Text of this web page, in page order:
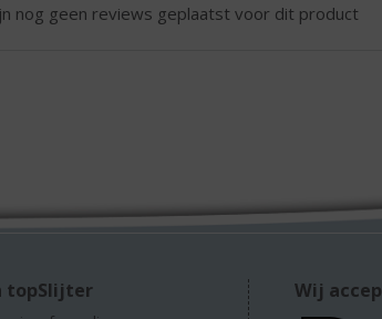
nog geen reviews geplaatst voor dit product
topSlijter Wij